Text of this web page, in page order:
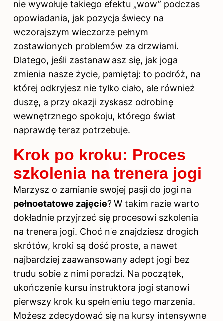
nie wywołuje takiego efektu „wow” podczas
opowiadania, jak pozycja świecy na
wczorajszym wieczorze pełnym
zostawionych problemów za drzwiami.
Dlatego, jeśli zastanawiasz się, jak joga
zmienia nasze życie, pamiętaj: to podróż, na
której odkryjesz nie tylko ciało, ale również
duszę, a przy okazji zyskasz odrobinę
wewnętrznego spokoju, którego świat
naprawdę teraz potrzebuje.
Krok po kroku: Proces
szkolenia na trenera jogi
Marzysz o zamianie swojej pasji do jogi na
pełnoetatowe zajęcie? W takim razie warto
dokładnie przyjrzeć się procesowi szkolenia
na trenera jogi. Choć nie znajdziesz drogich
skrótów, kroki są dość proste, a nawet
najbardziej zaawansowany adept jogi bez
trudu sobie z nimi poradzi. Na początek,
ukończenie kursu instruktora jogi stanowi
pierwszy krok ku spełnieniu tego marzenia.
Możesz zdecydować się na kursy intensywne